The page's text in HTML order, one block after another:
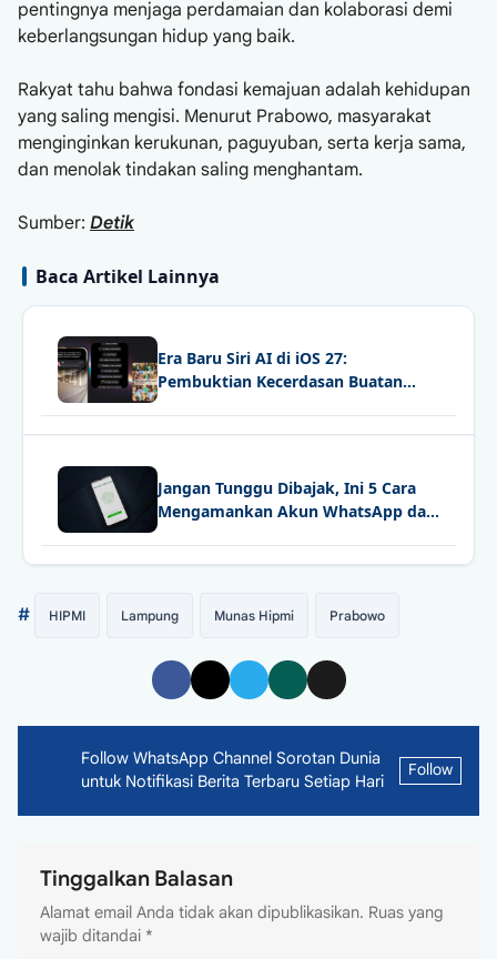
pentingnya menjaga perdamaian dan kolaborasi demi
keberlangsungan hidup yang baik.
Rakyat tahu bahwa fondasi kemajuan adalah kehidupan
yang saling mengisi. Menurut Prabowo, masyarakat
menginginkan kerukunan, paguyuban, serta kerja sama,
dan menolak tindakan saling menghantam.
Sumber: Detik
Baca Artikel Lainnya
Era Baru Siri AI di iOS 27:
Pembuktian Kecerdasan Buatan
Apple dan Nasib iPhone Generasi
Jangan Tunggu Dibajak, Ini 5 Cara
Mengamankan Akun WhatsApp dari
Peretasan
# HIPMI Lampung Munas Hipmi Prabowo
Follow WhatsApp Channel Sorotan Dunia
untuk Notifikasi Berita Terbaru Setiap Hari
Follow
Tinggalkan Balasan
Alamat email Anda tidak akan dipublikasikan. Ruas yang
wajib ditandai *